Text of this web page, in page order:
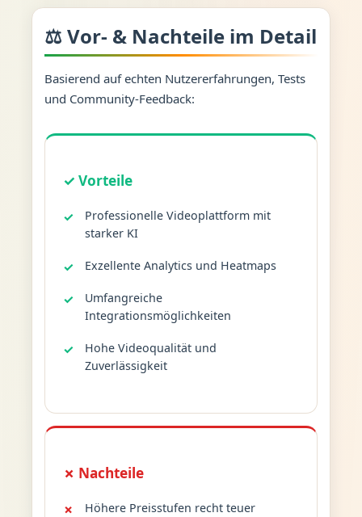
⚖️ Vor- & Nachteile im Detail
Basierend auf echten Nutzererfahrungen, Tests
und Community-Feedback:
✓ Vorteile
Professionelle Videoplattform mit
starker KI
Exzellente Analytics und Heatmaps
Umfangreiche
Integrationsmöglichkeiten
Hohe Videoqualität und
Zuverlässigkeit
✗ Nachteile
Höhere Preisstufen recht teuer